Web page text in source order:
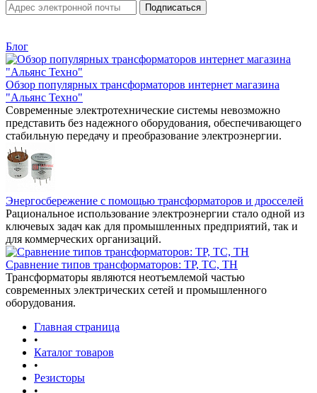
Блог
Обзор популярных трансформаторов интернет магазина
"Альянс Техно"
Современные электротехнические системы невозможно
представить без надежного оборудования, обеспечивающего
стабильную передачу и преобразование электроэнергии.
Энергосбережение с помощью трансформаторов и дросселей
Рациональное использование электроэнергии стало одной из
ключевых задач как для промышленных предприятий, так и
для коммерческих организаций.
Сравнение типов трансформаторов: ТР, ТС, ТН
Трансформаторы являются неотъемлемой частью
современных электрических сетей и промышленного
оборудования.
Главная страница
•
Каталог товаров
•
Резисторы
•